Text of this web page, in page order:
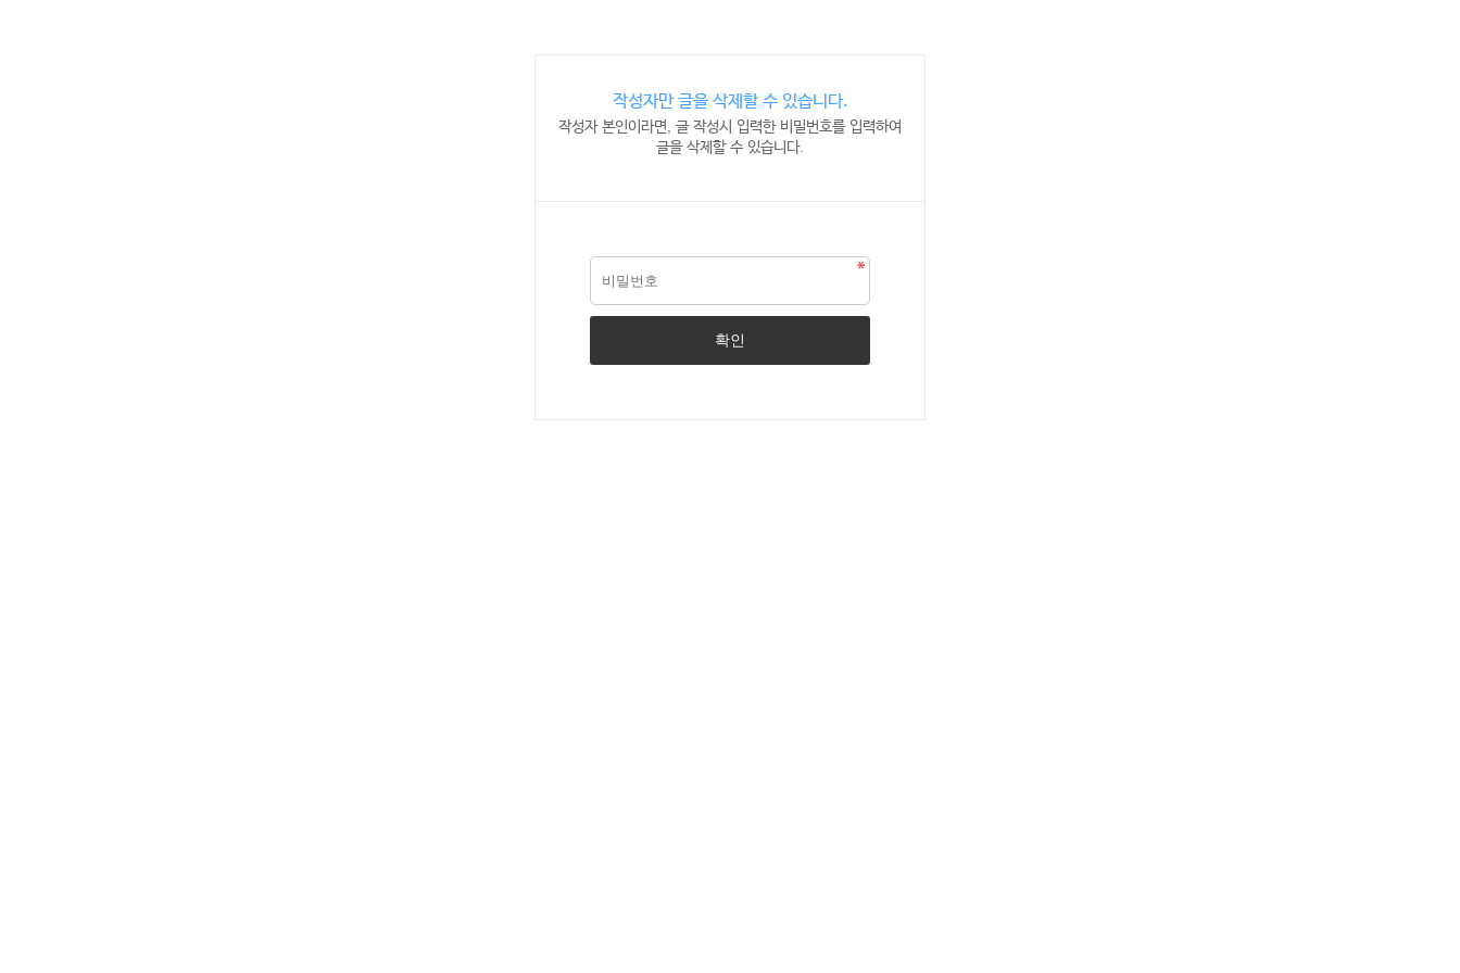
작성자만 글을 삭제할 수 있습니다.
작성자 본인이라면, 글 작성시 입력한 비밀번호를 입력하여
글을 삭제할 수 있습니다.